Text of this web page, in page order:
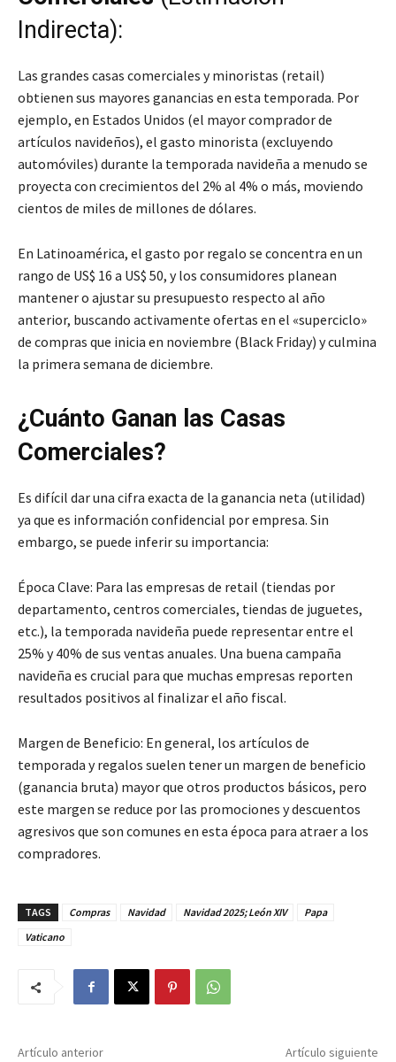
Indirecta):
Las grandes casas comerciales y minoristas (retail)
obtienen sus mayores ganancias en esta temporada. Por
ejemplo, en Estados Unidos (el mayor comprador de
artículos navideños), el gasto minorista (excluyendo
automóviles) durante la temporada navideña a menudo se
proyecta con crecimientos del 2% al 4% o más, moviendo
cientos de miles de millones de dólares.
En Latinoamérica, el gasto por regalo se concentra en un
rango de US$ 16 a US$ 50, y los consumidores planean
mantener o ajustar su presupuesto respecto al año
anterior, buscando activamente ofertas en el «superciclo»
de compras que inicia en noviembre (Black Friday) y culmina
la primera semana de diciembre.
¿Cuánto Ganan las Casas
Comerciales?
Es difícil dar una cifra exacta de la ganancia neta (utilidad)
ya que es información confidencial por empresa. Sin
embargo, se puede inferir su importancia:
Época Clave: Para las empresas de retail (tiendas por
departamento, centros comerciales, tiendas de juguetes,
etc.), la temporada navideña puede representar entre el
25% y 40% de sus ventas anuales. Una buena campaña
navideña es crucial para que muchas empresas reporten
resultados positivos al finalizar el año fiscal.
Margen de Beneficio: En general, los artículos de
temporada y regalos suelen tener un margen de beneficio
(ganancia bruta) mayor que otros productos básicos, pero
este margen se reduce por las promociones y descuentos
agresivos que son comunes en esta época para atraer a los
compradores.
TAGS Compras Navidad Navidad 2025; León XIV
Papa
Vaticano
Artículo anterior Artículo siguiente